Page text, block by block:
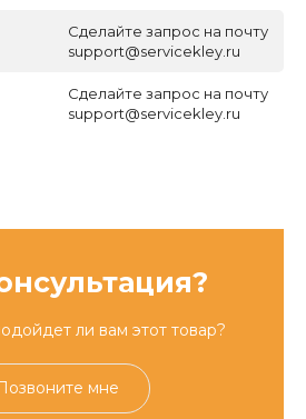
Сделайте запрос на почту
support@servicekley.ru
Сделайте запрос на почту
support@servicekley.ru
ли вам этот товар?
мне